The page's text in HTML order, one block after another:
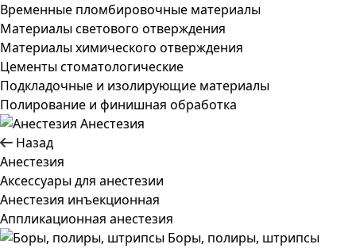
Временные пломбировочные материалы
Материалы светового отверждения
Материалы химического отверждения
Цементы стоматологические
Подкладочные и изолирующие материалы
Полирование и финишная обработка
Анестезия
Назад
Анестезия
Аксессуары для анестезии
Анестезия инъекционная
Аппликационная анестезия
Боры, полиры, штрипсы